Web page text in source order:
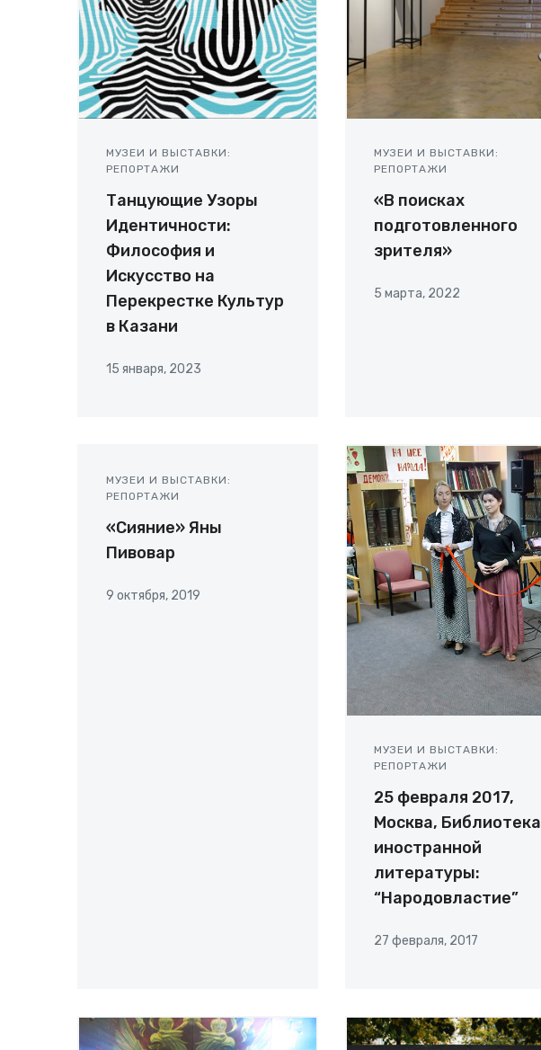
МУЗЕИ И ВЫСТАВКИ:
РЕПОРТАЖИ
Танцующие Узоры
Идентичности:
Философия и
Искусство на
Перекрестке Культур
в Казани
15 января, 2023
МУЗЕИ И ВЫСТАВКИ:
РЕПОРТАЖИ
«В поисках
подготовленного
зрителя»
5 марта, 2022
МУЗЕИ И ВЫСТАВКИ:
РЕПОРТАЖИ
«Сияние» Яны
Пивовар
9 октября, 2019
МУЗЕИ И ВЫСТАВКИ:
РЕПОРТАЖИ
25 февраля 2017,
Москва, Библиотека
иностранной
литературы:
“Народовластие”
27 февраля, 2017